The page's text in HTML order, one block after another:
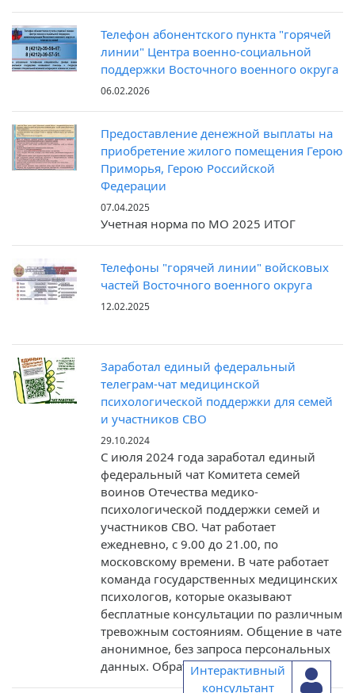
Телефон абонентского пункта "горячей
линии" Центра военно-социальной
поддержки Восточного военного округа
06.02.2026
Предоставление денежной выплаты на
приобретение жилого помещения Герою
Приморья, Герою Российской
Федерации
07.04.2025
Учетная норма по МО 2025 ИТОГ
Телефоны "горячей линии" войсковых
частей Восточного военного округа
12.02.2025
Заработал единый федеральный
телеграм-чат медицинской
психологической поддержки для семей
и участников СВО
29.10.2024
С июля 2024 года заработал единый
федеральный чат Комитета семей
воинов Отечества медико-
психологической поддержки семей и
участников СВО. Чат работает
ежедневно, с 9.00 до 21.00, по
московскому времени. В чате работает
команда государственных медицинских
психологов, которые оказывают
бесплатные консультации по различным
тревожным состояниям. Общение в чате
анонимное, без запроса персональных
данных. Обратиться в чат может […]
Интерактивный
консультант